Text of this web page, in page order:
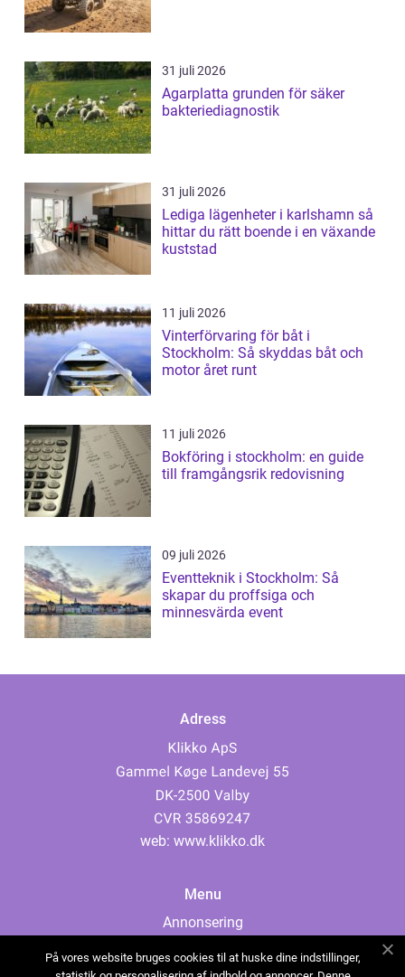
31 juli 2026
Agarplatta grunden för säker
bakteriediagnostik
31 juli 2026
Lediga lägenheter i karlshamn så
hittar du rätt boende i en växande
kuststad
11 juli 2026
Vinterförvaring för båt i
Stockholm: Så skyddas båt och
motor året runt
11 juli 2026
Bokföring i stockholm: en guide
till framgångsrik redovisning
09 juli 2026
Eventteknik i Stockholm: Så
skapar du proffsiga och
minnesvärda event
Adress
web: www.klikko.dk
Menu
Annonsering
Cookies
På vores website bruges cookies til at huske dine indstillinger,